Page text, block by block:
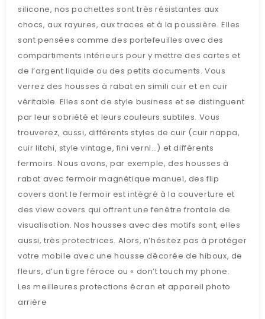
silicone, nos pochettes sont très résistantes aux
chocs, aux rayures, aux traces et à la poussière. Elles
sont pensées comme des portefeuilles avec des
compartiments intérieurs pour y mettre des cartes et
de l’argent liquide ou des petits documents. Vous
verrez des housses à rabat en simili cuir et en cuir
véritable. Elles sont de style business et se distinguent
par leur sobriété et leurs couleurs subtiles. Vous
trouverez, aussi, différents styles de cuir (cuir nappa,
cuir litchi, style vintage, fini verni…) et différents
fermoirs. Nous avons, par exemple, des housses à
rabat avec fermoir magnétique manuel, des flip
covers dont le fermoir est intégré à la couverture et
des view covers qui offrent une fenêtre frontale de
visualisation. Nos housses avec des motifs sont, elles
aussi, très protectrices. Alors, n’hésitez pas à protéger
votre mobile avec une housse décorée de hiboux, de
fleurs, d’un tigre féroce ou « don’t touch my phone.
Les meilleures protections écran et appareil photo
arrière